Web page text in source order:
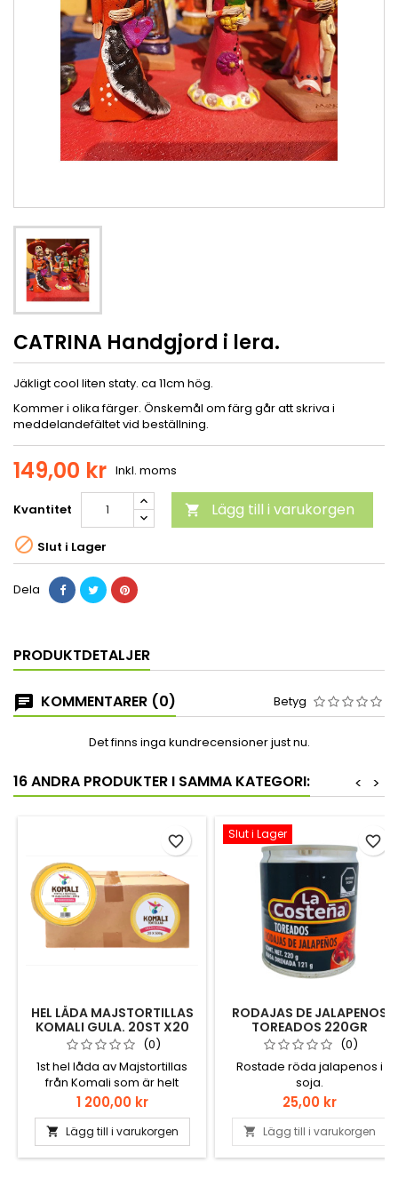
CATRINA Handgjord i lera.
Jäkligt cool liten staty. ca 11cm hög.
Kommer i olika färger. Önskemål om färg går att skriva i
meddelandefältet vid beställning.
149,00 kr Inkl. moms
Kvantitet  Lägg till i varukorgen
 Slut i Lager
Dela
PRODUKTDETALJER
KOMMENTARER (0) Betyg
Det finns inga kundrecensioner just nu.
16 ANDRA PRODUKTER I SAMMA KATEGORI: >
<
HEL LÅDA MAJSTORTILLAS
KOMALI GULA. 20ST X20
PAKET 15CM 500GR
(0)
1st hel låda av Majstortillas
från Komali som är helt
fantastiska. Dom stinker av
majs när man öppnar
paketet och är så nära
hemmagjorda man kan
komma. 20st 500gr paket
Pris
1 200,00 kr
 Lägg till i varukorgen
favorite_border Slut i Lager
RODAJAS DE JALAPENOS
TOREADOS 220GR
(0)
Rostade röda jalapenos i
soja.
Pris
25,00 kr
 Lägg till i varukorgen
favorite_border